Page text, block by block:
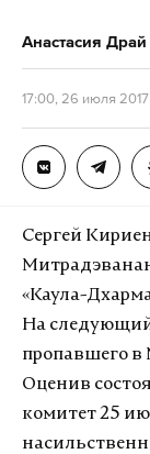
Анастасия Драй
17:00, 26 июля 2017
Сергей
«Каула-
На
пропавшего в
Оценив
комитет 25